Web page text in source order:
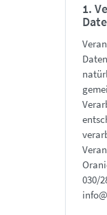
1.
030/